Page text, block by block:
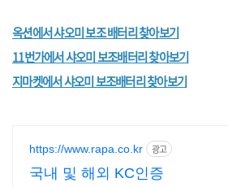
옥션에서 샤오미 보조 배터리 찾아보기
11번가에서 샤오미 보조배터리 찾아보기
지마켓에서 샤오미 보조배터리 찾아보기
https://www.rapa.co.kr 광고
국내 및 해외 KC인증